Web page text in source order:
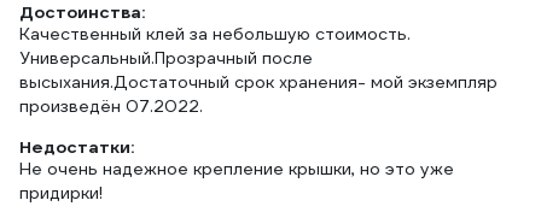
Достоинства:
Качественный клей за небольшую стоимость.
Универсальный.Прозрачный после
высыхания.Достаточный срок хранения- мой экземпляр
произведён 07.2022.
Недостатки:
Не очень надежное крепление крышки, но это уже
придирки!